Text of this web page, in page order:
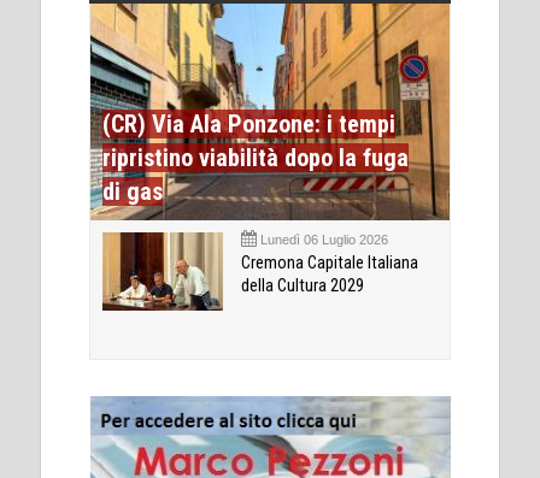
(CR) Via Ala Ponzone: i tempi
ripristino viabilità dopo la fuga
di gas
Lunedì 06 Luglio 2026
Cremona Capitale Italiana
della Cultura 2029